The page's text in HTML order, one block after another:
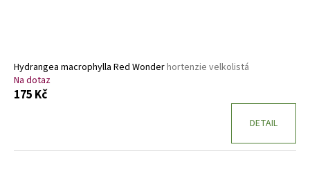
Hydrangea macrophylla Red Wonderhortenzie velkolistá
Na dotaz
175 Kč
DETAIL